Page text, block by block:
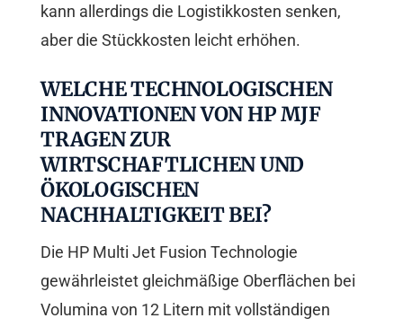
kann allerdings die Logistikkosten senken,
aber die Stückkosten leicht erhöhen.
WELCHE TECHNOLOGISCHEN
INNOVATIONEN VON HP MJF
TRAGEN ZUR
WIRTSCHAFTLICHEN UND
ÖKOLOGISCHEN
NACHHALTIGKEIT BEI?
Die HP Multi Jet Fusion Technologie
gewährleistet gleichmäßige Oberflächen bei
Volumina von 12 Litern mit vollständigen